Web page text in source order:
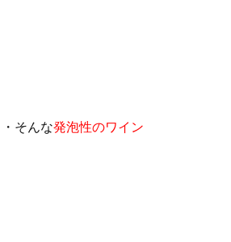
そんな発泡性のワイン